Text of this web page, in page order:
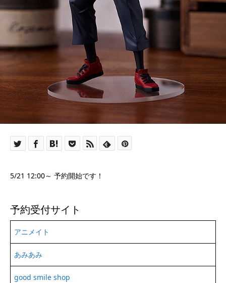
5/21 12:00～ 予約開始です！
予約受付サイト
アニメイト
あみあみ
good smile shop